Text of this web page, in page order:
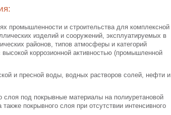
промышленности и строительства для комплексной
изделий и сооружений, эксплуатируемых в
районов, типов атмосферы и категорий
коррозионной активностью (промышленной
и пресной воды, водных растворов солей, нефти и
слоя под покрывные материалы на полиуретановой
покрывного слоя при отсутствии интенсивного